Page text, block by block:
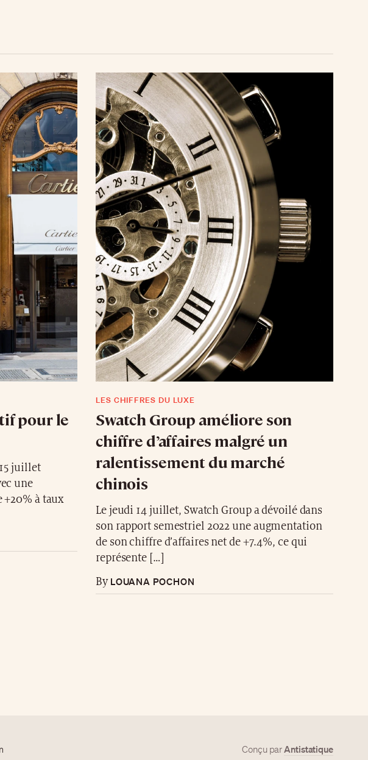
pour le
juillet
une
+20% à taux
LES CHIFFRES DU LUXE
Swatch Group améliore son
chiffre d’affaires malgré un
ralentissement du marché
chinois
Le jeudi 14 juillet, Swatch Group a dévoilé dans
son rapport semestriel 2022 une augmentation
de son chiffre d’affaires net de +7.4%, ce qui
représente […]
ByLOUANA POCHON
Conçu parAntistatique